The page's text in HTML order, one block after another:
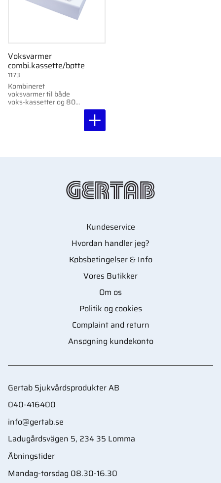
Voksvarmer
combi.kassette/bøtte
Kombineret
voksvarmer til både
voks-kassetter og 800
1173
Kundeservice
Hvordan handler jeg?
Købsbetingelser & Info
Vores Butikker
Om os
Politik og cookies
Complaint and return
Ansøgning kundekonto
Gertab Sjukvårdsprodukter AB
040-416400
info@gertab.se
Ladugårdsvägen 5, 234 35 Lomma
Åbningstider
Mandag-torsdag 08.30-16.30